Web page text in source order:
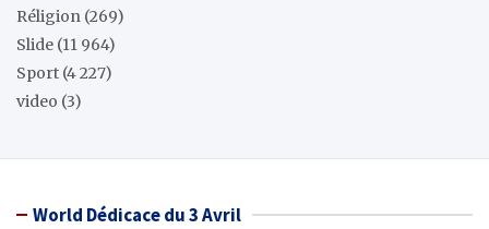
Réligion (269)
Slide (11 964)
Sport (4 227)
video (3)
World Dédicace du 3 Avril